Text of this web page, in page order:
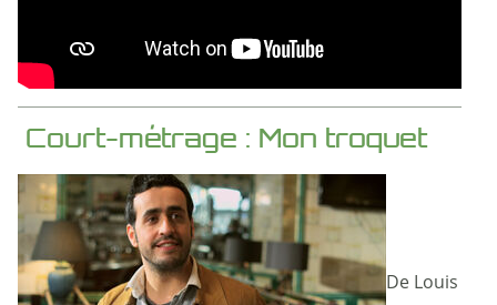
Court-métrage : Mon troquet
De Louis